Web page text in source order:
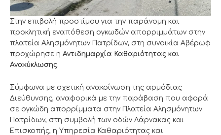
Στην επιβολή προστίμου για την παράνομη και
προκλητική εναπόθεση ογκωδών απορριμμάτων στην
πλατεία Αλησμόνητων Πατρίδων, στη συνοικία Αβέρωφ
προχώρησε η Αντιδημαρχία Καθαριότητας και
Ανακύκλωσης.
Σύμφωνα με σχετική ανακοίνωση της αρμόδιας
Διεύθυνσης, αναφορικά με την παράβαση που αφορά
σε ογκώδη απορρίμματα στην Πλατεία Αλησμόνητων
Πατρίδων, στη συμβολή των οδών Λάρνακας και
Επισκοπής, η Υπηρεσία Καθαριότητας και